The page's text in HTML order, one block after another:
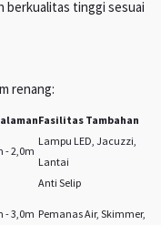
berkualitas tinggi sesuai
renang:
Fasilitas Tambahan
- 2,0m
Lampu LED, Jacuzzi,
Lantai
Anti Selip
- 3,0m Pemanas Air, Skimmer,